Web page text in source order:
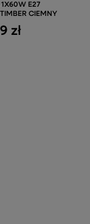
E27
CIEMNY
zł